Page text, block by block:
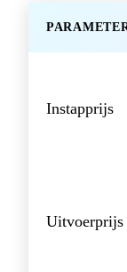
Instapprijs
Uitvoerprijs